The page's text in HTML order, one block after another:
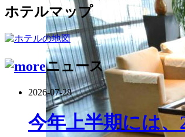
ホテルマップ
ニュース
2026-07-28
今年上半期には、